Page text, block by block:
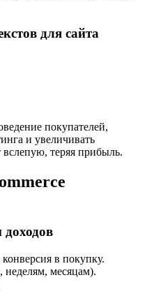
для сайта
покупателей,
и увеличивать
вслепую, теряя прибыль.
в покупку.
месяцам).